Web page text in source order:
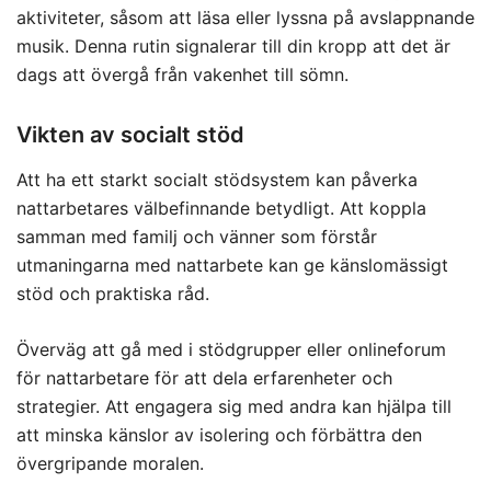
aktiviteter, såsom att läsa eller lyssna på avslappnande
musik. Denna rutin signalerar till din kropp att det är
dags att övergå från vakenhet till sömn.
Vikten av socialt stöd
Att ha ett starkt socialt stödsystem kan påverka
nattarbetares välbefinnande betydligt. Att koppla
samman med familj och vänner som förstår
utmaningarna med nattarbete kan ge känslomässigt
stöd och praktiska råd.
Överväg att gå med i stödgrupper eller onlineforum
för nattarbetare för att dela erfarenheter och
strategier. Att engagera sig med andra kan hjälpa till
att minska känslor av isolering och förbättra den
övergripande moralen.